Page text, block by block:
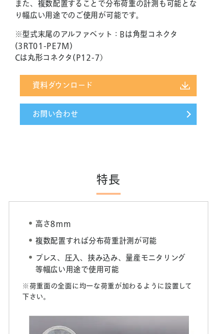
また、複数配置することで分布荷重の計測も可能とな
り幅広い用途でのご使用が可能です。
※型式末尾のアルファベット：Bは角型コネクタ
(3RT01-PE7M)
Cは丸形コネクタ(P12-7）
資料ダウンロード
お問い合わせ
特長
高さ8ｍｍ
複数配置すれば分布荷重計測が可能
プレス、圧入、挟み込み、量産モニタリング
等幅広い用途で使用可能
※荷重面の全面に均一な荷重が加わるように設置して
下さい。